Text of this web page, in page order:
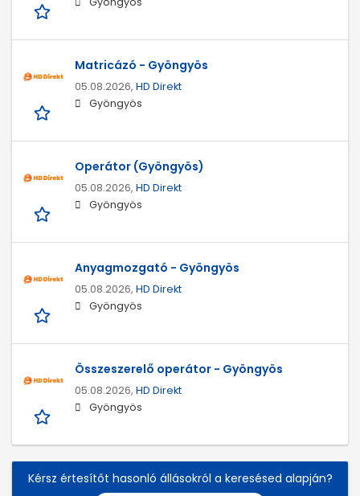
Matricázó - Gyöngyös
05.08.2026, HD Direkt
Gyöngyös
Operátor (Gyöngyös)
05.08.2026, HD Direkt
Gyöngyös
Anyagmozgató - Gyöngyös
05.08.2026, HD Direkt
Gyöngyös
Összeszerelő operátor - Gyöngyös
05.08.2026, HD Direkt
Gyöngyös
Kérsz értesítőt hasonló állásokról a keresésed alapján?